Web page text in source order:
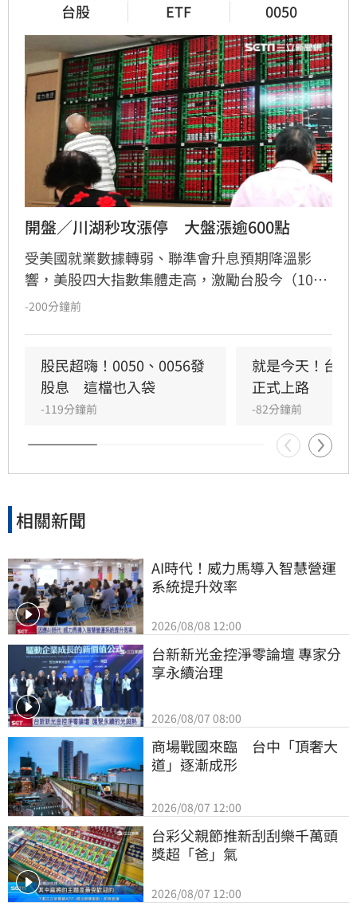
台股 ETF 0050
開盤／川湖秒攻漲停　大盤漲逾600點
受美國就業數據轉弱、聯準會升息預期降溫影
響，美股四大指數集體走高，激勵台股今（10）
日強勢開盤。台積電領軍上漲20元，帶動加權指
走強，漲幅達1.98%。值得關注的是，處置股新
制今日正式上路，交易機制鬆綁有效提升市場流
動性。分析師指出，隨著監管環境改善，高價股
行情有望持續升溫，市場預期萬元股俱樂部規模
將擴大，投資人對於高價族群的本益比評價轉趨
樂觀。不過投資仍具風險，提醒投資人應審慎評
-200分鐘前
股民超嗨！0050、0056發
股息　這檔也入袋
-119分鐘前
就是今天！台
正式上路
-82分鐘前
相關新聞
AI時代！威力馬導入智慧營運
系統提升效率
2026/08/08 12:00
台新新光金控淨零論壇 專家分
享永續治理
2026/08/07 08:00
商場戰國來臨　台中「頂奢大
道」逐漸成形
2026/08/07 12:00
台彩父親節推新刮刮樂千萬頭
獎超「爸」氣
2026/08/07 12:00